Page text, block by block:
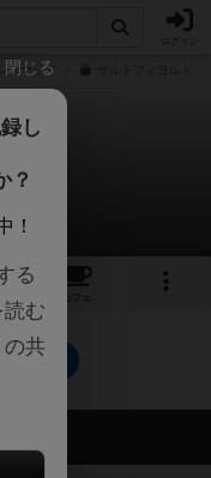
タマリア
ド
カフェ
に戻る
稿
閉じる
し
？
！
る
む
共